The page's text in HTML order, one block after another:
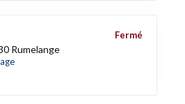
Rumelange
Fermé